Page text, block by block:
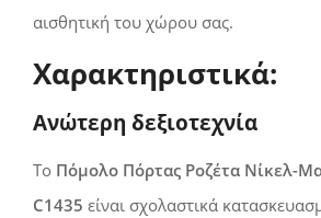
αισθητική του χώρου σας.
Χαρακτηριστικά:
Ανώτερη δεξιοτεχνία
Το Πόμολο Πόρτας Ροζέτα Νίκελ-
C1435 είναι σχολαστικά